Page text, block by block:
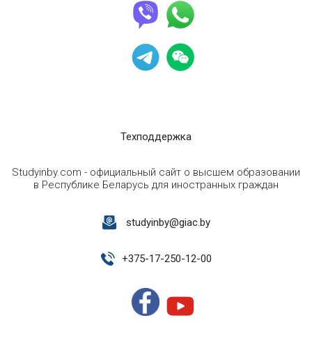
Техподдержка
Studyinby.com - официальный сайт о высшем образовании
в Республике Беларусь для иностранных граждан
studyinby@giac.by
+375-17-250-12-00